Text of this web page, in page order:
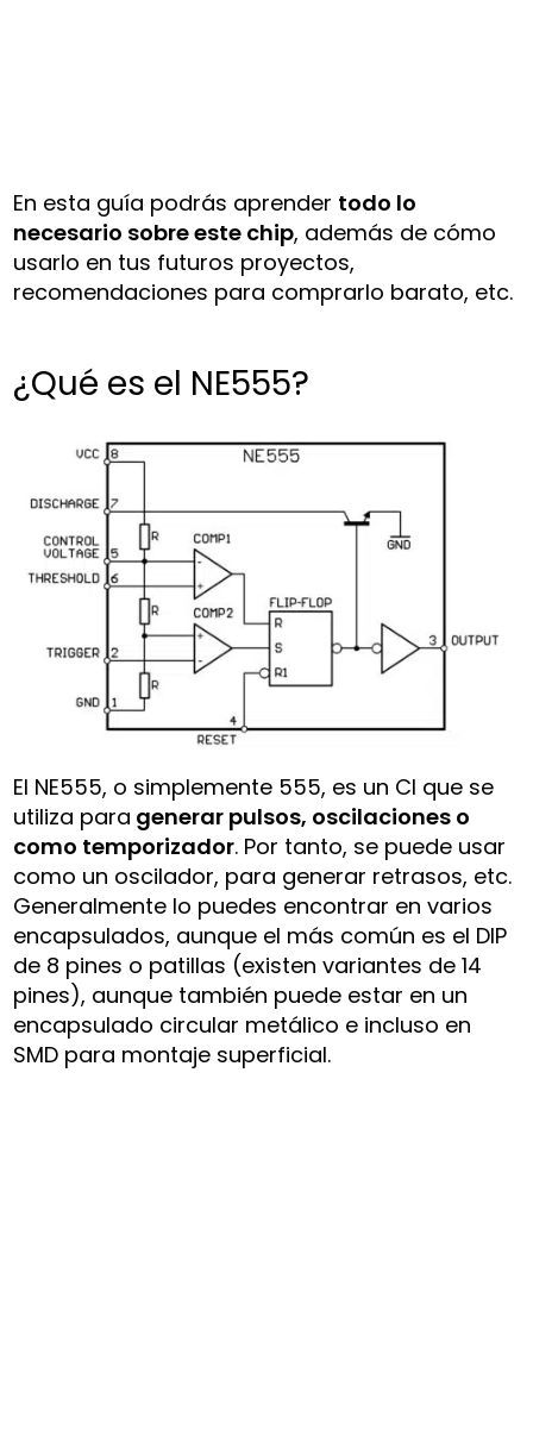
En esta guía podrás aprender todo lo
necesario sobre este chip, además de cómo
usarlo en tus futuros proyectos,
recomendaciones para comprarlo barato, etc.
¿Qué es el NE555?
El NE555, o simplemente 555, es un CI que se
utiliza para generar pulsos, oscilaciones o
como temporizador. Por tanto, se puede usar
como un oscilador, para generar retrasos, etc.
Generalmente lo puedes encontrar en varios
encapsulados, aunque el más común es el DIP
de 8 pines o patillas (existen variantes de 14
pines), aunque también puede estar en un
encapsulado circular metálico e incluso en
SMD para montaje superficial.